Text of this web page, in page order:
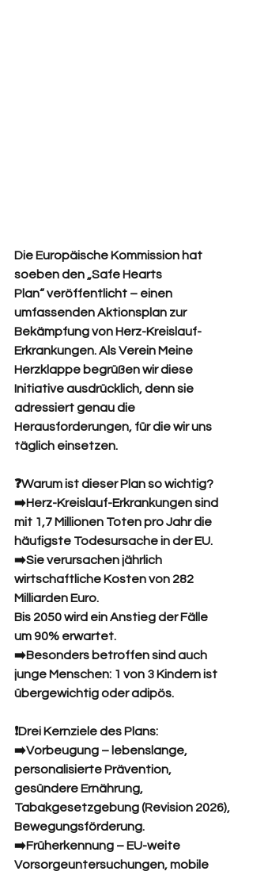
Die Europäische Kommission hat
soeben den „Safe Hearts
Plan“ veröffentlicht – einen
umfassenden Aktionsplan zur
Bekämpfung von Herz-Kreislauf-
Erkrankungen. Als Verein Meine
Herzklappe begrüßen wir diese
Initiative ausdrücklich, denn sie
adressiert genau die
Herausforderungen, für die wir uns
täglich einsetzen.
❓Warum ist dieser Plan so wichtig?
➡️Herz-Kreislauf-Erkrankungen sind
mit 1,7 Millionen Toten pro Jahr die
häufigste Todesursache in der EU.
➡️Sie verursachen jährlich
wirtschaftliche Kosten von 282
Milliarden Euro.
Bis 2050 wird ein Anstieg der Fälle
um 90% erwartet.
➡️Besonders betroffen sind auch
junge Menschen: 1 von 3 Kindern ist
übergewichtig oder adipös.
❗Drei Kernziele des Plans:
➡️Vorbeugung – lebenslange,
personalisierte Prävention,
gesündere Ernährung,
Tabakgesetzgebung (Revision 2026),
Bewegungsförderung.
➡️Früherkennung – EU-weite
Vorsorgeuntersuchungen, mobile